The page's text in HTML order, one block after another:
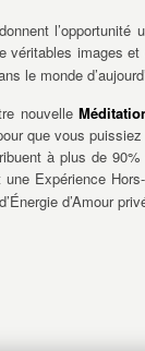
l’opportunité
véritables images
le monde
nouvelle
que vous
à plus de
Expérience
d’Amour